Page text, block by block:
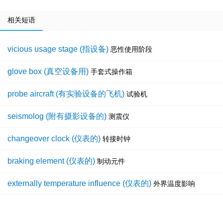
相关短语
vicious usage stage (指设备) 恶性使用阶段
glove box (真空设备用) 手套式操作箱
probe aircraft (有实验设备的飞机) 试验机
seismolog (附有摄影设备的) 测震仪
changeover clock (仪表的) 转接时钟
braking element (仪表的) 制动元件
externally temperature influence (仪表的) 外界温度影响